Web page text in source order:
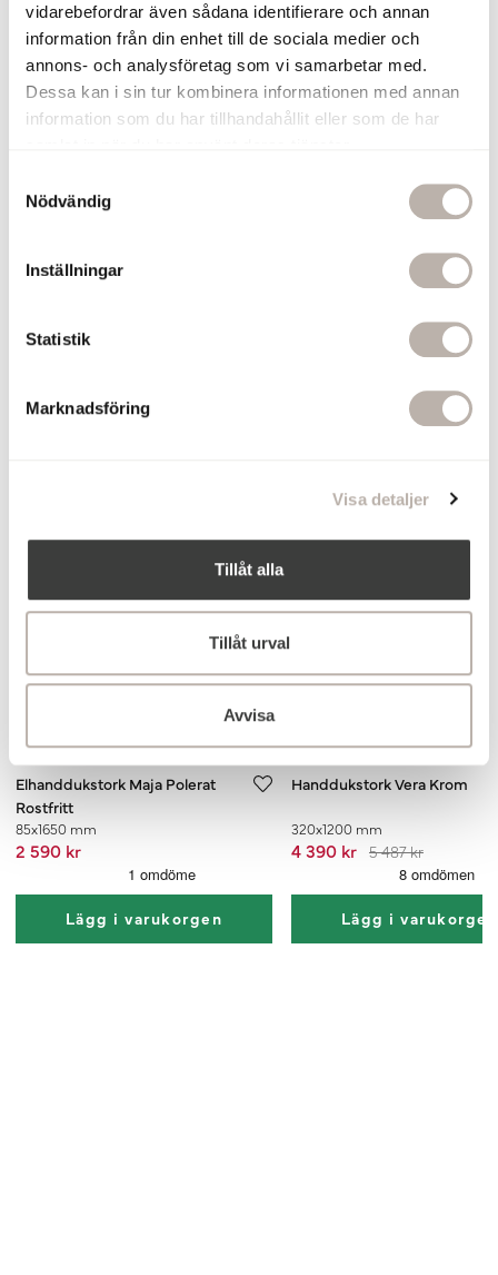
vidarebefordrar även sådana identifierare och annan
information från din enhet till de sociala medier och
annons- och analysföretag som vi samarbetar med.
Dessa kan i sin tur kombinera informationen med annan
information som du har tillhandahållit eller som de har
Nödvändig
Inställningar
Statistik
Marknadsföring
Visa detaljer
Tillåt alla
Tillåt urval
Avvisa
upphängning. Torkningen blir även
120 kr
upphängning. Torkningen blir även
snabbare om handduken får hänga fritt.
Toppsäljare
Köp 2, få 20%
Elhanddukstork Maja Polerat
Rostfritt
85x1650 mm
2 590 kr
Lägg i varukorgen
Toppsäljare
Handdukstork Vera Krom
320x1200 mm
4 390 kr 5 487 kr
Lägg i varukorgen